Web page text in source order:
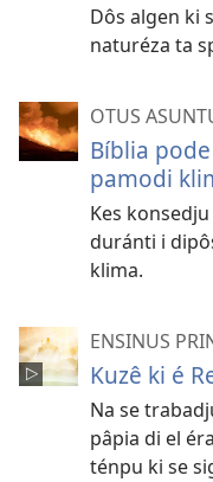
Dôs algen ki
naturéza ta
OTUS
Bíblia
pamodi
Kes
duránti i
klima.
ENSINUS
Kuzê ki é
Na se
pâpia di el
ténpu ki se